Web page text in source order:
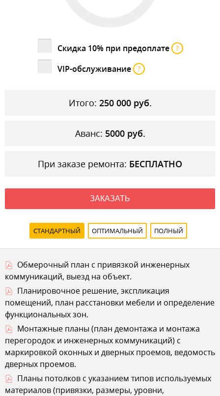
Скидка 10% при предоплате ?
VIP-обслуживание ?
Итого: 250 000 руб.
Аванс: 5000 руб.
При заказе ремонта: БЕСПЛАТНО
ЗАКАЗАТЬ
СТАНДАРТНЫЙ ОПТИМАЛЬНЫЙ ПОЛНЫЙ
Обмерочный план с привязкой инженерных
коммуникаций, выезд на объект.
Планировочное решение, экспликация
помещений, план расстановки мебели и определение
функциональных зон.
Монтажные планы (план демонтажа и монтажа
перегородок и инженерных коммуникаций) с
маркировкой оконных и дверных проемов, ведомость
дверных проемов.
Планы потолков с указанием типов используемых
материалов (привязки, размеры, уровни,